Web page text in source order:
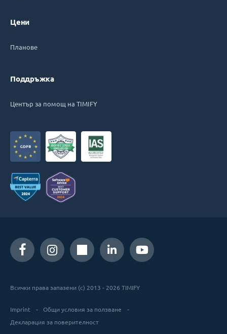
Цени
Планове
Поддръжка
Център за помощ на TIMIFY
Всички права запазени (c) 2013 - 2026 TIMIFY
Imprint
Общи условия за ползване
Декларация за поверителност